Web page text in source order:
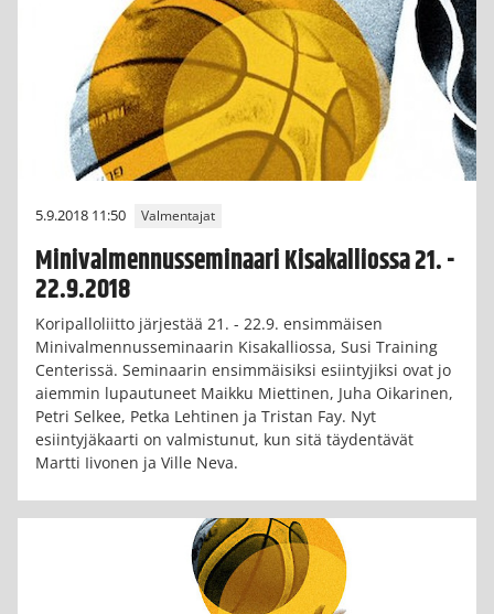
5.9.2018 11:50 Valmentajat
Minivalmennusseminaari Kisakalliossa 21. -
22.9.2018
Koripalloliitto järjestää 21. - 22.9. ensimmäisen
Minivalmennusseminaarin Kisakalliossa, Susi Training
Centerissä. Seminaarin ensimmäisiksi esiintyjiksi ovat jo
aiemmin lupautuneet Maikku Miettinen, Juha Oikarinen,
Petri Selkee, Petka Lehtinen ja Tristan Fay. Nyt
esiintyjäkaarti on valmistunut, kun sitä täydentävät
Martti Iivonen ja Ville Neva.